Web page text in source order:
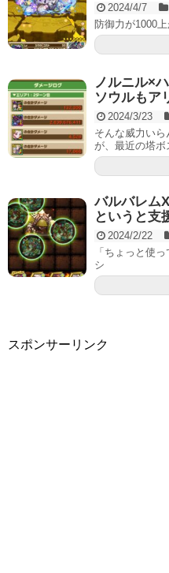
2024/4/7
防御力が1000
ノルニル×
ソウルもア
2024/3/23
そんな威力い
が、最近の塔
バルバレム
というと支
2024/2/22
「ちょっと使
シ
スポンサーリンク